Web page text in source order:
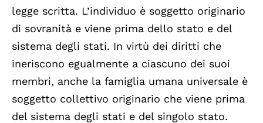
legge scritta. L’individuo è soggetto originario
di sovranità e viene prima dello stato e del
sistema degli stati. In virtù dei diritti che
ineriscono egualmente a ciascuno dei suoi
membri, anche la famiglia umana universale è
soggetto collettivo originario che viene prima
del sistema degli stati e del singolo stato.